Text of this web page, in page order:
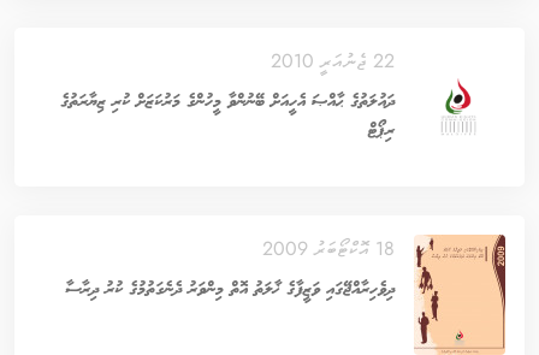
22 ޖެނުއަރީ 2010
ދައުލަތުގެ ޙާއްޞަ އެހީއަށް ބޭނުންވާ މީހުންގެ މަރުކަޒަށް ކުރި ޒިޔާރަތުގެ
ރިޕޯޓް
18 އޮކްޓޯބަރު 2009
ދިވެހިރާއްޖޭގައި ވަޒީފާގެ ޚާލަތު އޮތް މިންވަރު ދެނެގަތުމުގެ ކުރު ދިރާސާ